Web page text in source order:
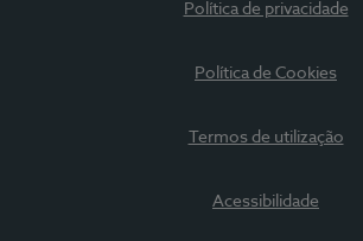
Política de privacidade
Política de Cookies
Termos de utilização
Acessibilidade